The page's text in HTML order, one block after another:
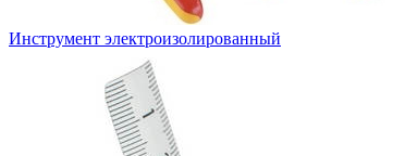
Инструмент электроизолированный